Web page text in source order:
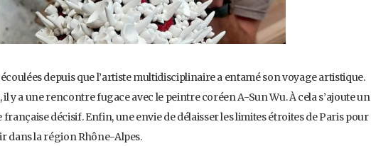
depuis que l’artiste multidisciplinaire a entamé son voyage artistique.
il y a une rencontre fugace avec le peintre coréen A-Sun Wu. À cela s’ajoute un
française décisif. Enfin, une envie de délaisser les limites étroites de Paris pour
dans la région Rhône-Alpes.